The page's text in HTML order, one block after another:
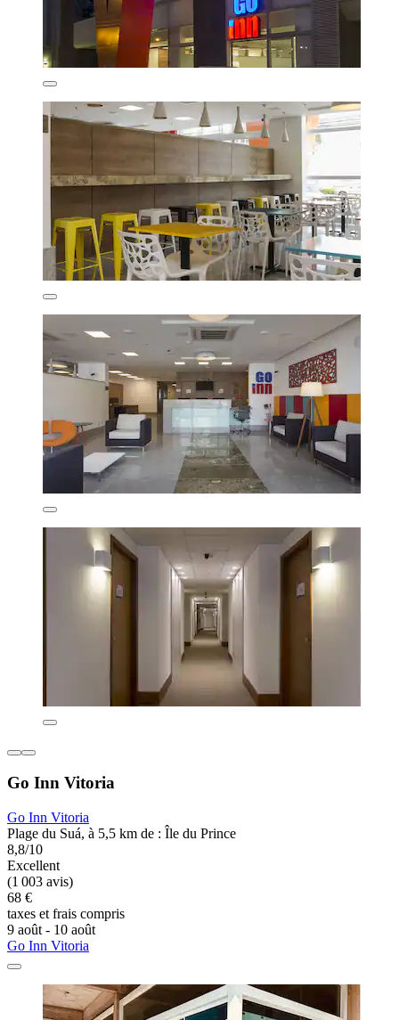
Go Inn Vitoria
Go Inn Vitoria
Plage du Suá, à 5,5 km de : Île du Prince
8,8/10
Excellent
(1 003 avis)
68 €
taxes et frais compris
9 août - 10 août
Go Inn Vitoria